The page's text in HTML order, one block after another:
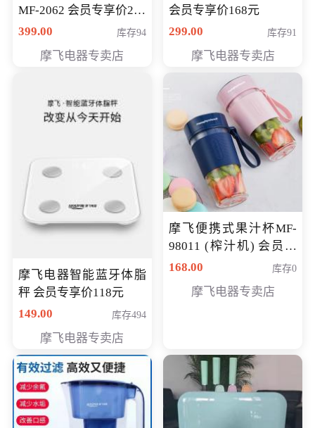
MF-2062 会员专享价268
元
399.00 库存94
摩飞电器专卖店
会员专享价168元
299.00
库存91
摩飞电器专卖店
摩飞电器智能蓝牙体脂
秤 会员专享价118元
149.00
库存494
摩飞电器专卖店
摩飞便携式果汁杯MF-
98011 (榨汁机) 会员专
享价138元
168.00 库存0
摩飞电器专卖店